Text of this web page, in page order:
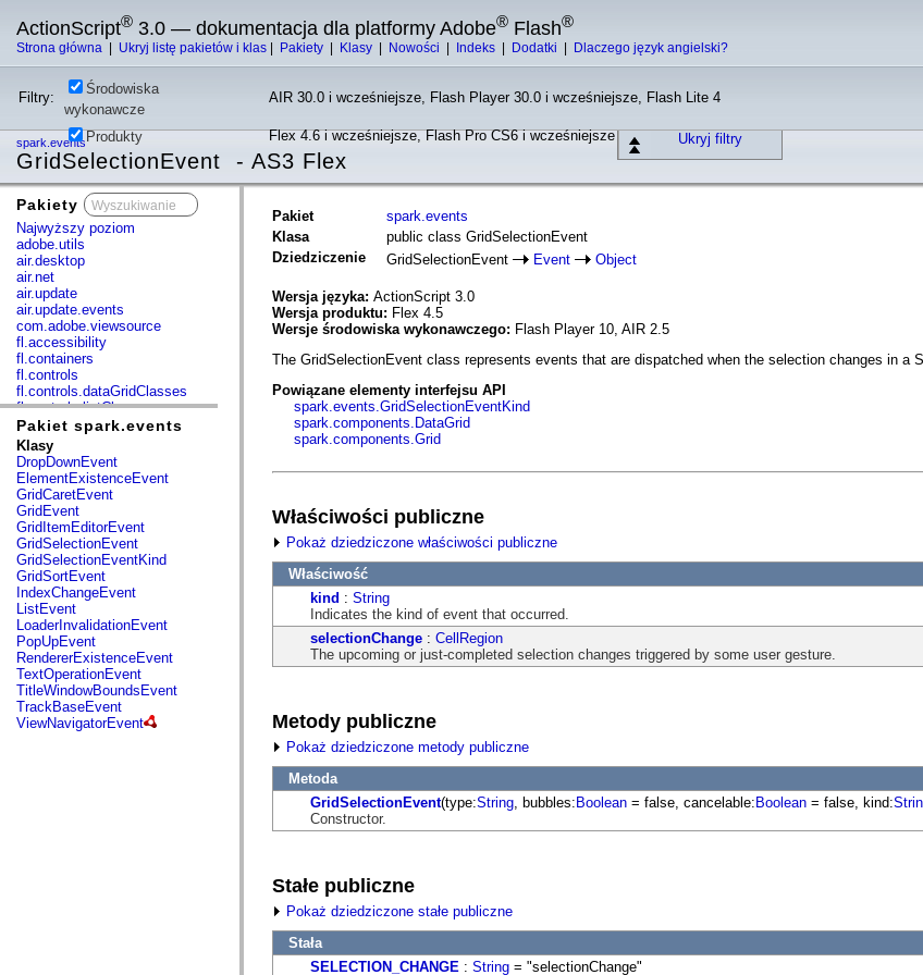
ActionScript® 3.0 — dokumentacja dla platformy Adobe® Flash®
Strona główna Ukryj listę pakietów i klas Pakiety Klasy Nowości Indeks Dodatki Dlaczego język angielski?
Filtry:
Środowiska
wykonawcze
AIR 30.0 i wcześniejsze, Flash Player 30.0 i wcześniejsze, Flash Lite 4
Produkty Flex 4.6 i wcześniejsze, Flash Pro CS6 i wcześniejsze Ukryj filtry
spark.events
GridSelectionEvent - AS3 Flex
Pakiety
Najwyższy poziom
adobe.utils
air.desktop
air.net
air.update
air.update.events
com.adobe.viewsource
fl.accessibility
fl.containers
fl.controls
fl.controls.dataGridClasses
fl.controls.listClasses
fl.controls.progressBarClasses
fl.core
fl.data
fl.display
fl.events
fl.ik
fl.lang
fl.livepreview
fl.managers
fl.motion
fl.motion.easing
fl.rsl
fl.text
fl.transitions
fl.transitions.easing
fl.video
flash.accessibility
flash.concurrent
flash.crypto
flash.data
Pakiet spark.events
Klasy
DropDownEvent
ElementExistenceEvent
GridCaretEvent
GridEvent
GridItemEditorEvent
GridSelectionEvent
GridSelectionEventKind
GridSortEvent
IndexChangeEvent
ListEvent
LoaderInvalidationEvent
PopUpEvent
RendererExistenceEvent
TextOperationEvent
TitleWindowBoundsEvent
TrackBaseEvent
ViewNavigatorEvent
Pakiet
spark.events
Klasa
public class GridSelectionEvent
Dziedziczenie
GridSelectionEvent Event Object
Wersja języka: ActionScript 3.0
Wersja produktu: Flex 4.5
Wersje środowiska wykonawczego: Flash Player 10, AIR 2.5
The GridSelectionEvent class represents events that are dispatched when the selection changes in a
Powiązane elementy interfejsu API
spark.events.GridSelectionEventKind
spark.components.DataGrid
spark.components.Grid
Właściwości publiczne
Pokaż dziedziczone właściwości publiczne
Właściwość
kind : String
Indicates the kind of event that occurred.
selectionChange : CellRegion
The upcoming or just-completed selection changes triggered by some user gesture.
Metody publiczne
Pokaż dziedziczone metody publiczne
Metoda
GridSelectionEvent(type:String , bubbles:Boolean = false, cancelable:Boolean = false, kind:
Constructor.
Stałe publiczne
Pokaż dziedziczone stałe publiczne
Stała
SELECTION_CHANGE : String = "selectionChange"